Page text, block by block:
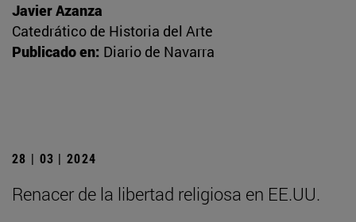
Javier Azanza
Catedrático de Historia del Arte
Publicado en: Diario de Navarra
28 | 03 | 2024
Renacer de la libertad religiosa en EE.UU.